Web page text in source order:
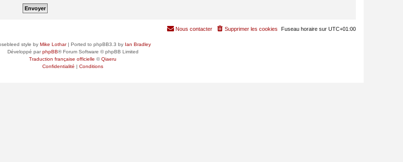
Fuseau horaire sur UTC+01:00
Supprimer les cookies
Nous contacter
style by Mike Lothar| Ported to phpBB3.3 by Ian Bradley
Développé parphpBB® Forum Software © phpBB Limited
Traduction française officielle ©Qiaeru
Confidentialité | Conditions